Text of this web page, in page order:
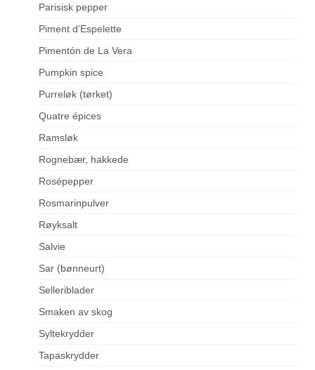
Parisisk pepper
Piment d’Espelette
Pimentón de La Vera
Pumpkin spice
Purreløk (tørket)
Quatre épices
Ramsløk
Rognebær, hakkede
Rosépepper
Rosmarinpulver
Røyksalt
Salvie
Sar (bønneurt)
Selleriblader
Smaken av skog
Syltekrydder
Tapaskrydder